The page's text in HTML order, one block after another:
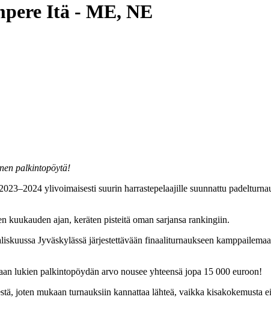
Itä - ME, NE
palkintopöytä!
ylivoimaisesti suurin harrastepelaajille suunnattu
ajan, keräten pisteitä oman sarjansa rankingiin.
Jyväskylässä järjestettävään finaaliturnaukseen
lukien palkintopöydän arvo nousee yhteensä jopa 15 000 euroon!
joten mukaan turnauksiin kannattaa lähteä, vaikka kisakokemusta